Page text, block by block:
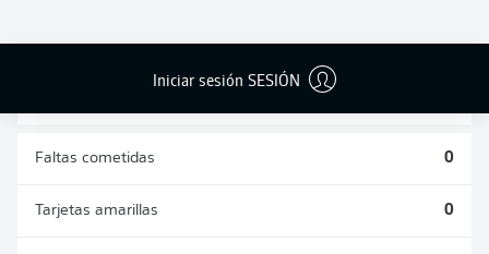
Iniciar sesión SESIÓN
DIVIDIDOS
0
AÉREOS
0
Faltas cometidas 0
Tarjetas amarillas 0